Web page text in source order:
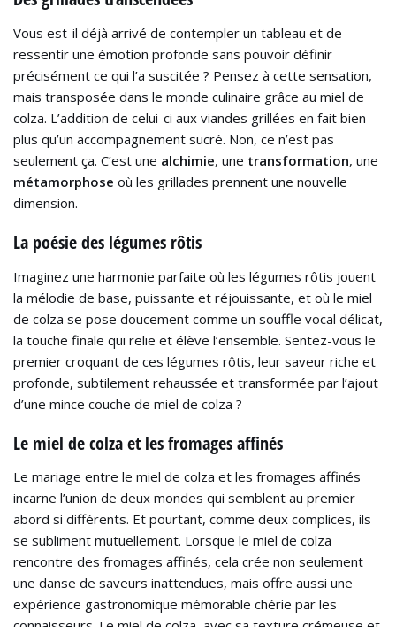
Vous est-il déjà arrivé de contempler un tableau et de
ressentir une émotion profonde sans pouvoir définir
précisément ce qui l’a suscitée ? Pensez à cette sensation,
mais transposée dans le monde culinaire grâce au miel de
colza. L’addition de celui-ci aux viandes grillées en fait bien
plus qu’un accompagnement sucré. Non, ce n’est pas
seulement ça. C’est une alchimie, une transformation, une
métamorphose où les grillades prennent une nouvelle
dimension.
La poésie des légumes rôtis
Imaginez une harmonie parfaite où les légumes rôtis jouent
la mélodie de base, puissante et réjouissante, et où le miel
de colza se pose doucement comme un souffle vocal délicat,
la touche finale qui relie et élève l’ensemble. Sentez-vous le
premier croquant de ces légumes rôtis, leur saveur riche et
profonde, subtilement rehaussée et transformée par l’ajout
d’une mince couche de miel de colza ?
Le miel de colza et les fromages affinés
Le mariage entre le miel de colza et les fromages affinés
incarne l’union de deux mondes qui semblent au premier
abord si différents. Et pourtant, comme deux complices, ils
se subliment mutuellement. Lorsque le miel de colza
rencontre des fromages affinés, cela crée non seulement
une danse de saveurs inattendues, mais offre aussi une
expérience gastronomique mémorable chérie par les